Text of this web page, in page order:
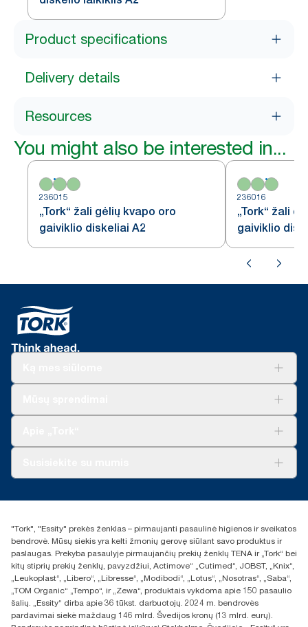
Product specifications
Delivery details
Resources
You might also be interested in...
236015
„Tork“ žali gėlių kvapo oro
gaiviklio diskeliai A2
236016
„Tork“ žali
gaiviklio
+370 5 268 3455
UAB Essity Lithuania
Naugarduko g. 98
LT-03160 Vilnius, Lietuva
"Tork", "Essity" prekės ženklas – pirmaujanti pasaulinė higienos ir sveikatos
bendrovė. Mūsų siekis yra kelti žmonių gerovę siūlant savo produktus ir
paslaugas. Prekyba pasaulyje pirmaujančių prekių ženklų TENA ir „Tork“ bei
kitų stiprių prekių ženklų, pavyzdžiui, Actimove“ „Cutimed“, JOBST, „Knix“,
„Leukoplast“, „Libero“, „Libresse“, „Modibodi“, „Lotus“, „Nosotras“, „Saba“,
„TOM Organic“ „Tempo“, ir „Zewa“, produktais vykdoma apie 150 pasaulio
šalių. „Essity“ dirba apie 36 tūkst. darbuotojų. 2024 m. bendrovės
pardavimai siekė maždaug 146 mlrd. Švedijos kronų (13 mlrd. eurų).